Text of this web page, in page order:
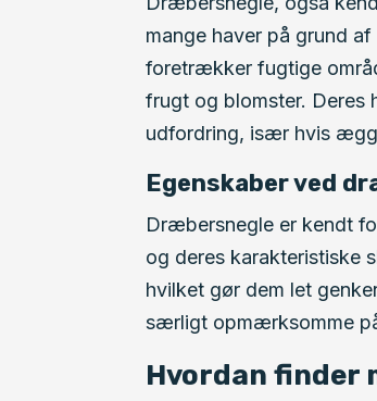
mange haver på grund
foretrækker fugtige
frugt og blomster. Deres
udfordring, især hvis
Egenskaber ved
Dræbersnegle er kendt
og deres karakteristiske
hvilket gør dem let
særligt opmærksomme
Hvordan finder